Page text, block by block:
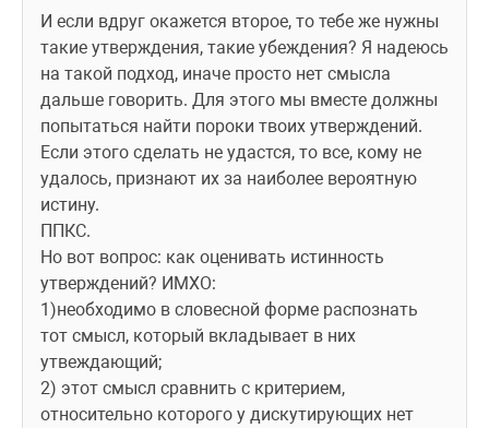
И если вдруг окажется второе, то тебе же нужны
такие утверждения, такие убеждения? Я надеюсь
на такой подход, иначе просто нет смысла
дальше говорить. Для этого мы вместе должны
попытаться найти пороки твоих утверждений.
Если этого сделать не удастся, то все, кому не
удалось, признают их за наиболее вероятную
истину.
ППКС.
Но вот вопрос: как оценивать истинность
утверждений? ИМХО:
1)необходимо в словесной форме распознать
тот смысл, который вкладывает в них
утвеждающий;
2) этот смысл сравнить с критерием,
относительно которого у дискутирующих нет